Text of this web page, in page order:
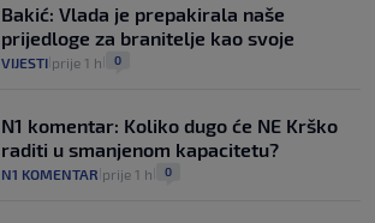
Bakić: Vlada je prepakirala naše
prijedloge za branitelje kao svoje
VIJESTI prije 1 h 0
N1 komentar: Koliko dugo će NE Krško
raditi u smanjenom kapacitetu?
N1 KOMENTAR prije 1 h 0